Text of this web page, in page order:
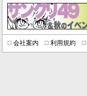
会社案内 利用規約